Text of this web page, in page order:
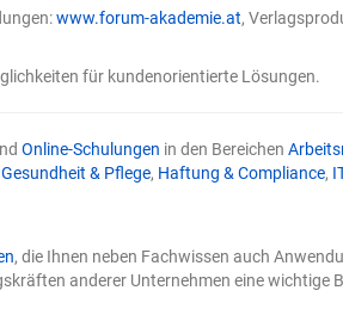
www.forum-akademie.at,
für kundenorientierte Lösungen.
Online-Schulungen in den Bereichen
Gesundheit & Pflege, Haftung & Compliance,
, die Ihnen neben Fachwissen auch
anderer Unternehmen eine